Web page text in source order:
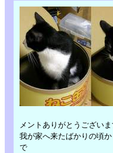
メントありがとうございま
我が家へ来たばかりの頃
で